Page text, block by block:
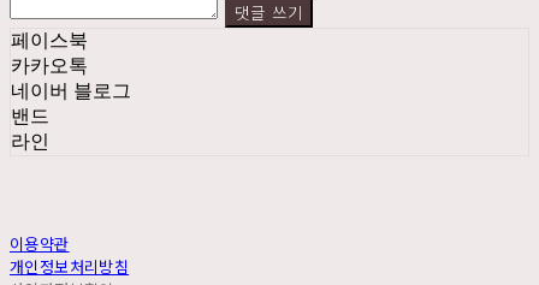
댓글 쓰기
페이스북
카카오톡
네이버 블로그
밴드
라인
이용약관
개인정보처리방침